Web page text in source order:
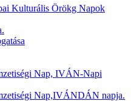
Kulturális Örökg Napok
Nap, IVÁN-Napi
Nap,IVÁNDÁN napja.